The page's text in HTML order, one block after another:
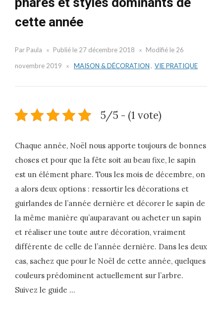
cette année
Par Paula Publié le 27 décembre 2018 Modifié le 26
novembre 2019
MAISON & DÉCORATION, VIE PRATIQUE
5/5 - (1 vote)
Chaque année, Noël nous apporte toujours de bonnes
choses et pour que la fête soit au beau fixe, le sapin
est un élément phare. Tous les mois de décembre, on
a alors deux options : ressortir les décorations et
guirlandes de l’année dernière et décorer le sapin de
la même manière qu’auparavant ou acheter un sapin
et réaliser une toute autre décoration, vraiment
différente de celle de l’année dernière. Dans les deux
cas, sachez que pour le Noël de cette année, quelques
couleurs prédominent actuellement sur l’arbre.
Suivez le guide …